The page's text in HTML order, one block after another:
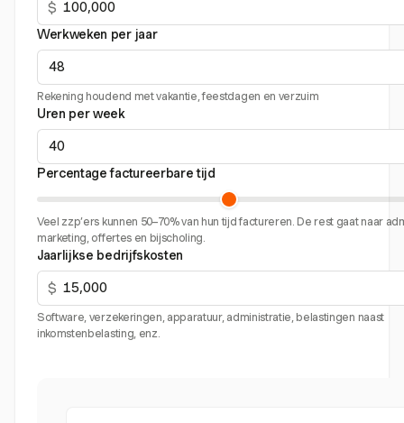
$
Werkweken per jaar
Rekening houdend met vakantie, feestdagen en verzuim
Uren per week
Percentage factureerbare tijd
Veel zzp’ers kunnen 50–70% van hun tijd factureren. De rest gaat naar
marketing, offertes en bijscholing.
Jaarlijkse bedrijfskosten
$
Software, verzekeringen, apparatuur, administratie, belastingen naast
inkomstenbelasting, enz.